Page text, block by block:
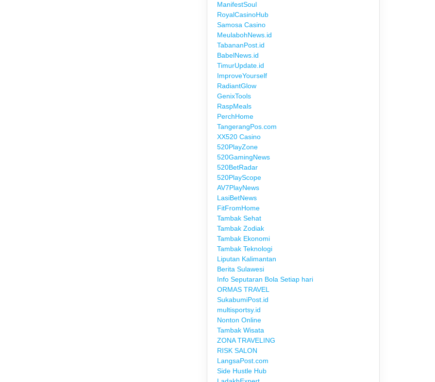
ManifestSoul
RoyalCasinoHub
Samosa Casino
MeulabohNews.id
TabananPost.id
BabelNews.id
TimurUpdate.id
ImproveYourself
RadiantGlow
GenixTools
RaspMeals
PerchHome
TangerangPos.com
XX520 Casino
520PlayZone
520GamingNews
520BetRadar
520PlayScope
AV7PlayNews
LasiBetNews
FitFromHome
Tambak Sehat
Tambak Zodiak
Tambak Ekonomi
Tambak Teknologi
Liputan Kalimantan
Berita Sulawesi
Info Seputaran Bola Setiap hari
ORMAS TRAVEL
SukabumiPost.id
multisportsy.id
Nonton Online
Tambak Wisata
ZONA TRAVELING
RISK SALON
LangsaPost.com
Side Hustle Hub